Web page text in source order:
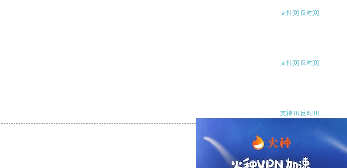
支持[0] 反对[0]
支持[0] 反对[0]
支持[0] 反对[0]
支持[0] 反对